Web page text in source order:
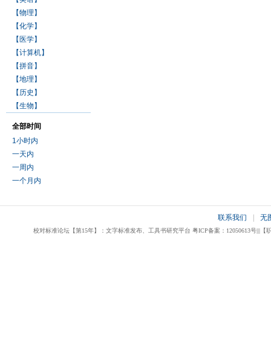
【物理】
【化学】
【医学】
【计算机】
【拼音】
【地理】
【历史】
【生物】
全部时间
1小时内
一天内
一周内
一个月内
联系我们 无
校对标准论坛【第15年】：文字标准发布、工具书研究平台 粤ICP备案：12050613号|||【